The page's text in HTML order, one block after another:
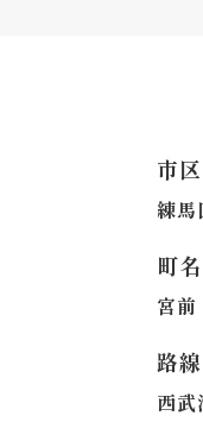
市
練馬
町
宮前
路
西武